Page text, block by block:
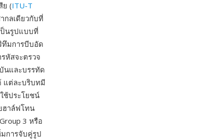
ย (ITU-T
กลเดียวกับที่
ป็นรูปแบบที่
ทึมการบีบอัด
หัสจะตรวจ
นและบรรทัด
แต่ละบริบทมี
ช้ประโยชน์
ฮาล์ฟโทน
3 หรือ
มการจับคู่รูป